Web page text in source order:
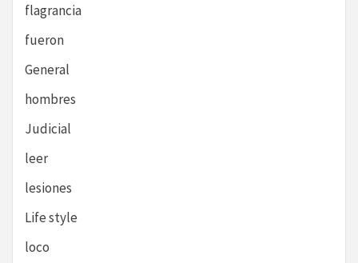
flagrancia
fueron
General
hombres
Judicial
leer
lesiones
Life style
loco